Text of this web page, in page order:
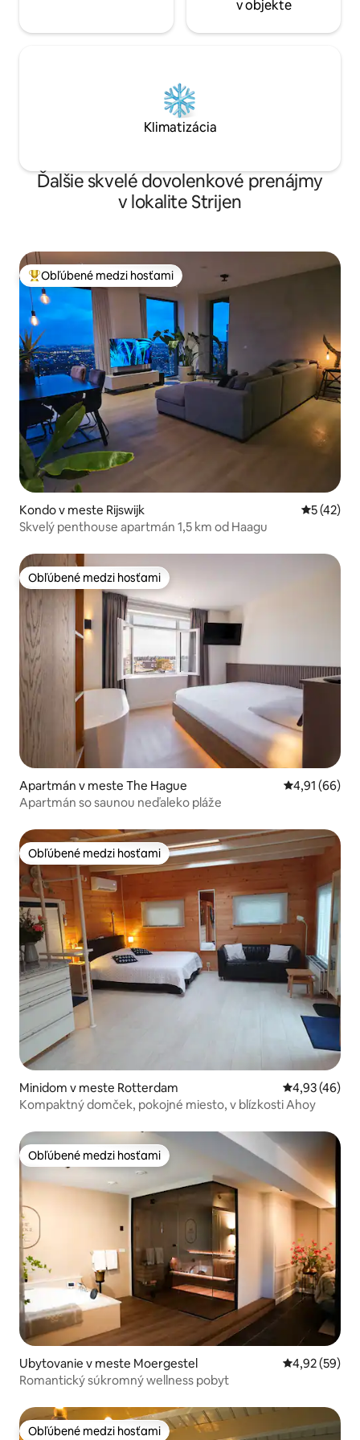
v objekte
Klimatizácia
Ďalšie skvelé dovolenkové prenájmy
v lokalite Strijen
Najobľúbenejšie medzi hosťami
Obľúbené medzi hosťami
Kondo v meste Rijswijk
5 (42)
Skvelý penthouse apartmán 1,5 km od Haagu
Obľúbené medzi hosťami
Obľúbené medzi hosťami
Apartmán v meste The Hague Priemerné
4,91 (66)
Apartmán so saunou neďaleko pláže
Obľúbené medzi hosťami
Obľúbené medzi hosťami
Minidom v meste Rotterdam Priemerné
4,93 (46)
Kompaktný domček, pokojné miesto, v blízkosti Ahoy
Obľúbené medzi hosťami
Obľúbené medzi hosťami
Ubytovanie v meste Moergestel Priemerné
4,92 (59)
Romantický súkromný wellness pobyt
Obľúbené medzi hosťami